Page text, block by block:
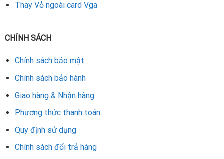
Thay Vỏ ngoài card Vga
CHÍNH SÁCH
Chính sách bảo mật
Chính sách bảo hành
Giao hàng & Nhận hàng
Phương thức thanh toán
Quy định sử dụng
Chính sách đổi trả hàng